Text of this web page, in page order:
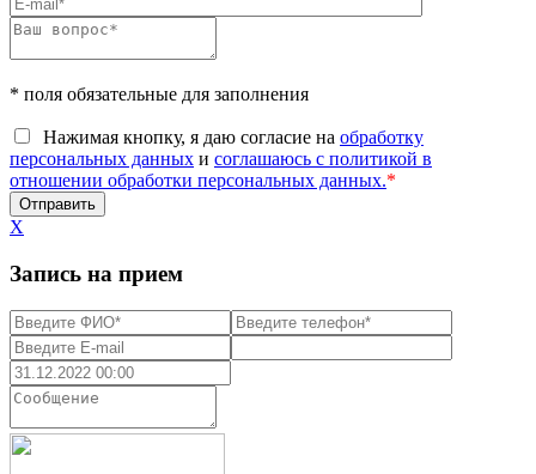
* поля обязательные для заполнения
Нажимая кнопку, я даю согласие на обработку
персональных данных и соглашаюсь с политикой в
отношении обработки персональных данных.*
X
Запись на прием